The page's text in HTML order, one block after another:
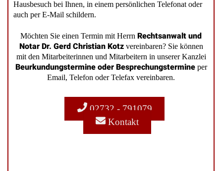
auch per E-Mail schildern.
Notar Dr. Gerd Christian Kotz vereinbaren? Sie können
mit den Mitarbeiterinnen und Mitarbeitern in unserer Kanzlei
Beurkundungstermine oder Besprechungstermineper
Email, Telefon oder Telefax vereinbaren.
02732 - 791079
Kontakt